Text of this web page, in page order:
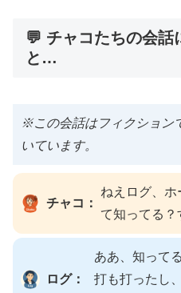
💬 チャコたちの会話
と…
※この会話はフィクション
いています。
チャコ：
ねえログ、ホ
て知ってる？
ログ：
ああ、知って
打も打ったし